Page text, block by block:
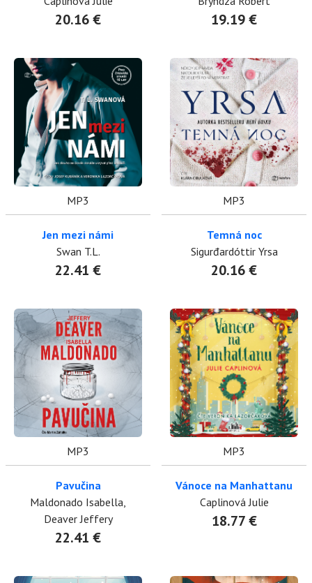
20.16 € 19.19 €
MP3
Jen mezi námi
Swan T.L.
22.41 €
MP3
Temná noc
Sigurđardóttir Yrsa
20.16 €
MP3
Pavučina
Maldonado Isabella,
Deaver Jeffery
22.41 €
MP3
Vánoce na Manhattanu
Caplinová Julie
18.77 €